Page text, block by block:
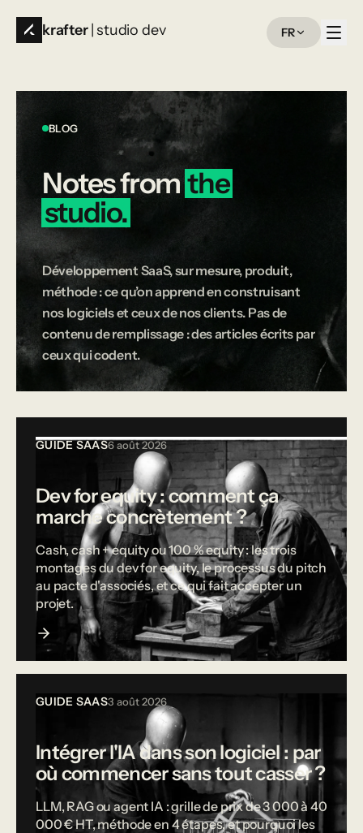
krafter | studio dev FR
BLOG
Notesfrom the
studio.
Développement SaaS, sur mesure, produit,
méthode : ce qu’on apprend en construisant
nos logiciels et ceux de nos clients. Pas de
contenu de remplissage : des articles écrits par
ceux qui codent.
GUIDE SAAS6 août 2026
Dev for equity : comment ça
marche concrètement ?
Cash, cash + equity ou 100 % equity : les trois
montages du dev for equity, le processus du pitch
au pacte d'associés, et ce qui fait accepter un
projet.
GUIDE SAAS3 août 2026
Intégrer l'IA dans son logiciel : par
où commencer sans tout casser ?
LLM, RAG ou agent IA : grille de prix de 3 000 à 40
000 € HT, méthode en 4 étapes, et pourquoi les